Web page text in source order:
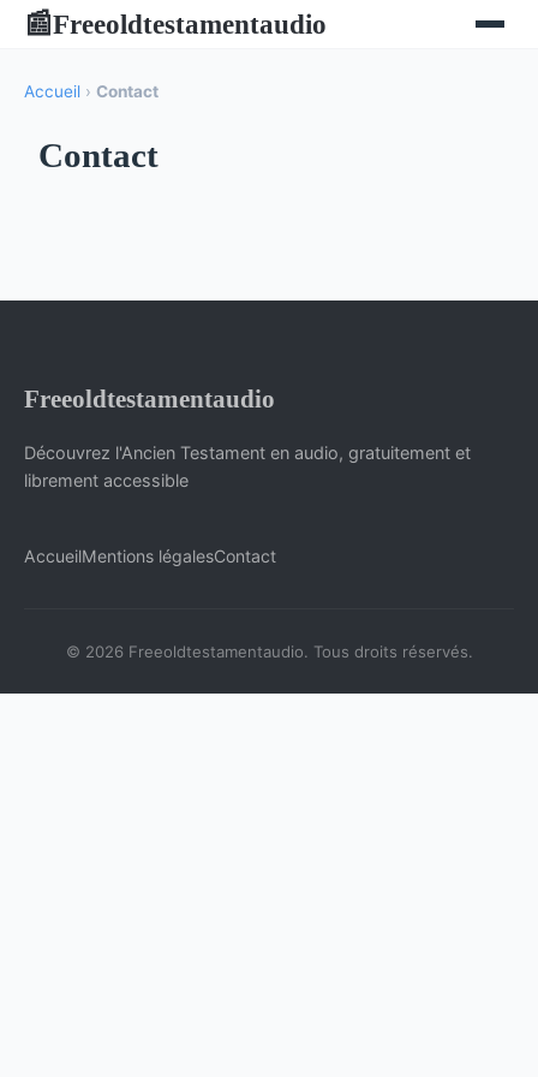
📰Freeoldtestamentaudio
Accueil › Contact
Contact
Freeoldtestamentaudio
Découvrez l'Ancien Testament en audio, gratuitement et
librement accessible
AccueilMentions légalesContact
© 2026 Freeoldtestamentaudio. Tous droits réservés.